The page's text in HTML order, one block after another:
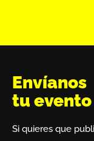
Envíanos
tu evento
Si quieres que